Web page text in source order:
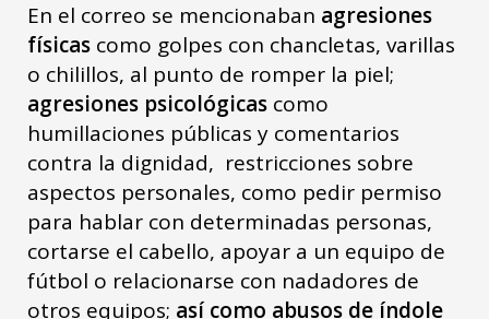
En el correo se mencionaban agresiones
físicas como golpes con chancletas, varillas
o chilillos, al punto de romper la piel;
agresiones psicológicas como
humillaciones públicas y comentarios
contra la dignidad, restricciones sobre
aspectos personales, como pedir permiso
para hablar con determinadas personas,
cortarse el cabello, apoyar a un equipo de
fútbol o relacionarse con nadadores de
otros equipos; así como abusos de índole